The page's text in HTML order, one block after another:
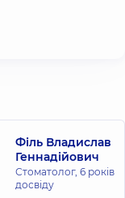
Філь Владислав
Геннадійович
Стоматолог, 6 років
досвіду